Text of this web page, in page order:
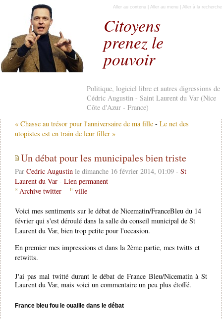
Citoyens
prenez le
pouvoir
Politique, logiciel libre et autres digressions de
Cédric Augustin - Saint Laurent du Var (Nice
Côte d'Azur - France)
Aller au contenu Aller au menu Aller à la recherche
« Chasse au trésor pour l'anniversaire de ma fille - Le net des
utopistes est en train de leur filler »
Un débat pour les municipales bien triste
Par Cedric Augustinle dimanche 16 février 2014, 01:09 - St
Laurent du Var- Lien permanent
Archive twitter
ville
Voici mes sentiments sur le débat de Nicematin/FranceBleu du 14
février qui s'est déroulé dans la salle du conseil municipal de St
Laurent du Var, bien trop petite pour l'occasion.
En premier mes impressions et dans la 2ème partie, mes twitts et
retwitts.
J'ai pas mal twitté durant le débat de France Bleu/Nicematin à St
Laurent du Var, mais voici un commentaire un peu plus étoffé.
France bleu fou le ouaille dans le débat